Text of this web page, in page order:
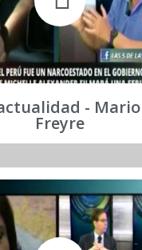
-
Freyre